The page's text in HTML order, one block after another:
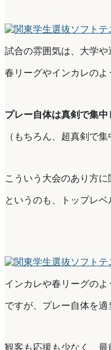
試合の雰囲気は、大学
春リーグやインカレのよ
プレー自体は真剣で集中
（もちろん、超真剣で
こういう大会のあり方
というのも、トップレ
インカレや春リーグの
ですが、プレー自体を
観客も応援も少なく、